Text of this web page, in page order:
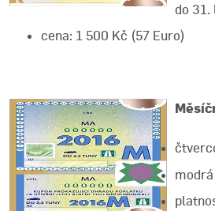
do 31.
cena: 1 500 Kč (57 Euro)